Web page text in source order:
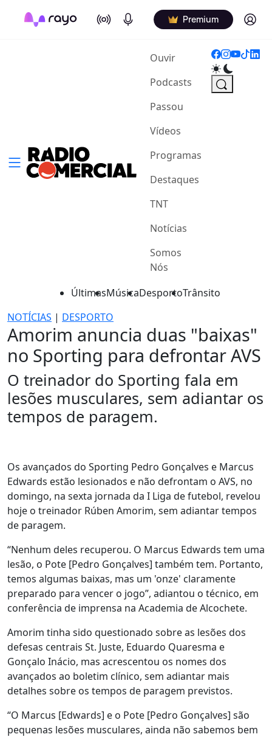
On Air Podcasts Premium Log in
Ouvir(current)
Podcasts
Passou
Vídeos
Programas
Destaques
TNT
Notícias
Somos
Nós
ÚltimasMúsicaDesportoTrânsito
NOTÍCIAS | DESPORTO
Amorim anuncia duas "baixas"
no Sporting para defrontar AVS
O treinador do Sporting fala em
lesões musculares, sem adiantar os
tempos de paragem.
Os avançados do Sporting Pedro Gonçalves e Marcus
Edwards estão lesionados e não defrontam o AVS, no
domingo, na sexta jornada da I Liga de futebol, revelou
hoje o treinador Rúben Amorim, sem adiantar tempos
de paragem.
“Nenhum deles recuperou. O Marcus Edwards tem uma
lesão, o Pote [Pedro Gonçalves] também tem. Portanto,
temos algumas baixas, mas um 'onze' claramente
preparado para vencer o jogo”, adiantou o técnico, em
conferência de imprensa na Academia de Alcochete.
Amorim tinha sido questionado sobre as lesões dos
defesas centrais St. Juste, Eduardo Quaresma e
Gonçalo Inácio, mas acrescentou os nomes dos
avançados ao boletim clínico, sem adiantar mais
detalhes sobre os tempos de paragem previstos.
“O Marcus [Edwards] e o Pote [Pedro Gonçalves] são
pequenas lesões musculares, ainda não sabemos bem